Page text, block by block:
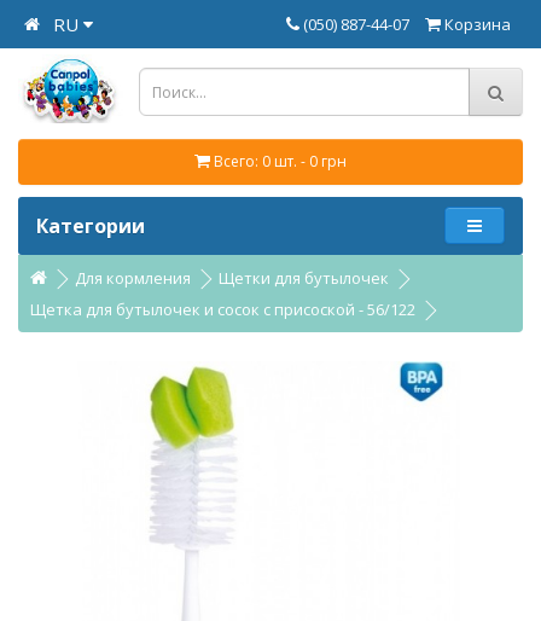
RU Корзина
(050) 887-44-07
Всего: 0 шт. - 0 грн
Категории
Для кормления
Щетки для бутылочек
Щетка для бутылочек и сосок с присоской - 56/122